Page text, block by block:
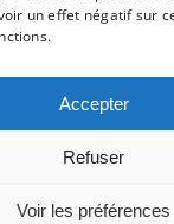
un effet négatif sur
Accepter
Refuser
Voir les préférences